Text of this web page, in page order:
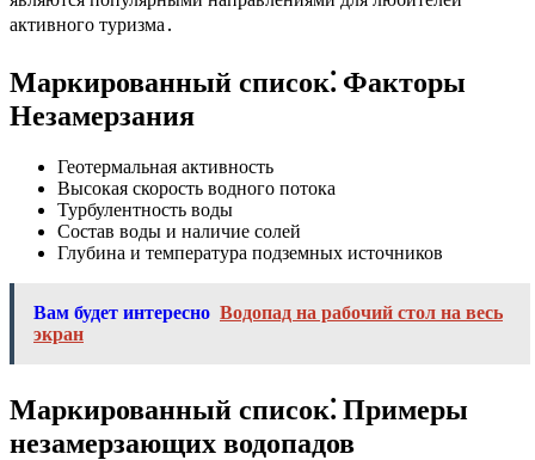
активного туризма․
Маркированный список⁚ Факторы
Незамерзания
Геотермальная активность
Высокая скорость водного потока
Турбулентность воды
Состав воды и наличие солей
Глубина и температура подземных источников
Вам будет интересно Водопад на рабочий стол на весь
экран
Маркированный список⁚ Примеры
незамерзающих водопадов